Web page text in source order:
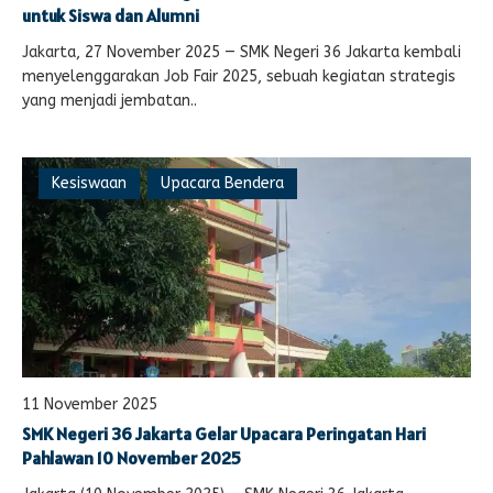
untuk Siswa dan Alumni
Jakarta, 27 November 2025 — SMK Negeri 36 Jakarta kembali
menyelenggarakan Job Fair 2025, sebuah kegiatan strategis
yang menjadi jembatan..
Kesiswaan Upacara Bendera
11 November 2025
SMK Negeri 36 Jakarta Gelar Upacara Peringatan Hari
Pahlawan 10 November 2025